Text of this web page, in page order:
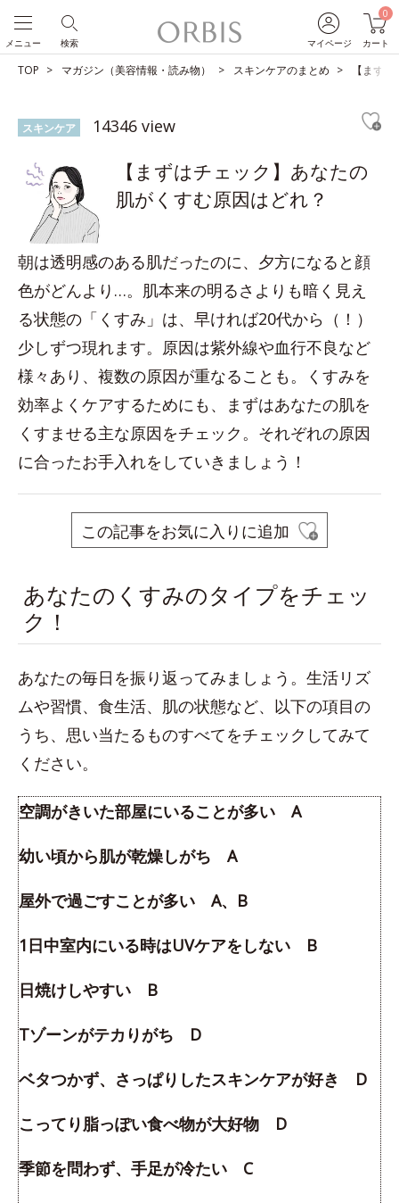
マイページ
0
カート
検索
メニュー
TOP マガジン（美容情報・読み物） スキンケアのまとめ 【まず
スキンケア 14346 view
【まずはチェック】あなたの
肌がくすむ原因はどれ？
朝は透明感のある肌だったのに、夕方になると顔
色がどんより…。肌本来の明るさよりも暗く見え
る状態の「くすみ」は、早ければ20代から（！）
少しずつ現れます。原因は紫外線や血行不良など
様々あり、複数の原因が重なることも。くすみを
効率よくケアするためにも、まずはあなたの肌を
くすませる主な原因をチェック。それぞれの原因
に合ったお手入れをしていきましょう！
この記事をお気に入りに追加
あなたのくすみのタイプをチェッ
ク！
あなたの毎日を振り返ってみましょう。生活リズ
ムや習慣、食生活、肌の状態など、以下の項目の
うち、思い当たるものすべてをチェックしてみて
ください。
空調がきいた部屋にいることが多い A
幼い頃から肌が乾燥しがち A
屋外で過ごすことが多い A、B
1日中室内にいる時はUVケアをしない B
日焼けしやすい B
Tゾーンがテカりがち D
ベタつかず、さっぱりしたスキンケアが好き D
こってり脂っぽい食べ物が大好物 D
季節を問わず、手足が冷たい C